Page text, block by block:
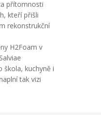
přítomnosti
kteří přišli
rekonstrukční
H2Foam v
škola, kuchyně i
tak vizi